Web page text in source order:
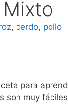
, cerdo, pollo
para
son muy